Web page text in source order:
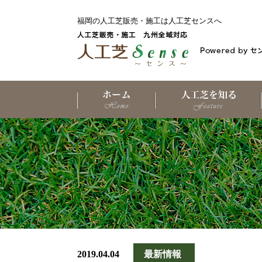
福岡の人工芝販売・施工は人工芝センスへ
2019.04.04 最新情報